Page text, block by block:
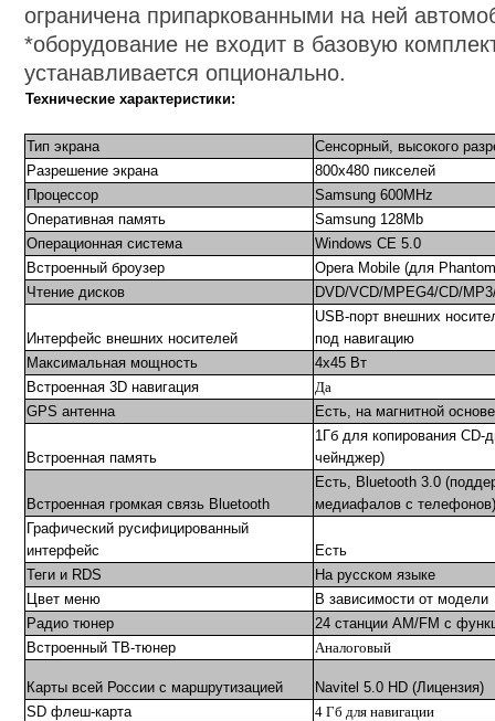
ограничена припаркованными на ней
*оборудование не входит в базовую
устанавливается опционально.
Технические характеристики:
Тип экрана
Сенсорный, высокого
Разрешение экрана
800х480 пикселей
Процессор
Samsung 600MHz
Оперативная память
Samsung 128Mb
Операционная система
Windows CE 5.0
Встроенный броузер
Opera Mobile (для
Чтение дисков
DVD/VCD/MPEG4/CD/
Интерфейс внешних носителей
USB-порт внешних
под навигацию
Максимальная мощность
4х45 Вт
Встроенная 3D навигация
Да
GPS антенна
Есть, на магнитной основе
Встроенная память
1Гб для копирования CD-
чейнджер)
Встроенная громкая связь Bluetooth
Есть, Bluetooth 3.0
медиафалов с телефонов)
Графический русифицированный
интерфейс
Есть
Теги и RDS
На русском языке
Цвет меню
В зависимости от модели
Радио тюнер
24 станции AM/FM с
Встроенный ТВ-тюнер
Аналоговый
Карты всей России с маршрутизацией
Navitel 5.0 HD (Лицензия)
SD флеш-карта
4 Гб для навигации